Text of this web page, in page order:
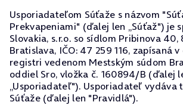
Usporiadateľom Súťaže s názvom
Prekvapeniami" (ďalej len „Súťaž") je
Slovakia, s.r.o. so sídlom Pribinova 40,
Bratislava, IČO: 47 259 116, zapísaná
registri vedenom Mestským súdom
oddiel Sro, vložka č. 160894/B (ďalej
„Usporiadateľ"). Usporiadateľ vydáva
Súťaže (ďalej len "Pravidlá").